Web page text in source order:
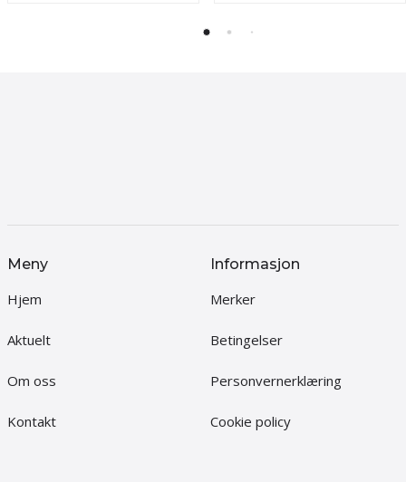
Meny
Hjem
Aktuelt
Om oss
Kontakt
Informasjon
Merker
Betingelser
Personvernerklæring
Cookie policy